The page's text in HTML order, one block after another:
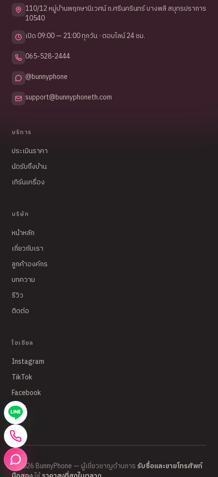
110/12 หมู่บ้านพฤกษานิเวศน์ ถ.ศรีนครินทร์ บางพลี สมุทรปราการ
10540
เปิด 09:00 — 21:00 ทุกวัน · ตอบไลน์ 24 ชม.
065-528-2444
@bunnyphone
support@bunnyphoneth.com
บริการ
ประเมินราคา
นัดรับถึงบ้าน
เทิร์นเครื่อง
บริษัท
หน้าหลัก
เกี่ยวกับเรา
ลูกค้าองค์กร
บทความ
รีวิว
ติดต่อ
โซเชียล
Instagram
TikTok
Facebook
LINE
©2026 BunnyPhone — ผู้เชี่ยวชาญด้านการ รับซื้อและขายโทรศัพท์